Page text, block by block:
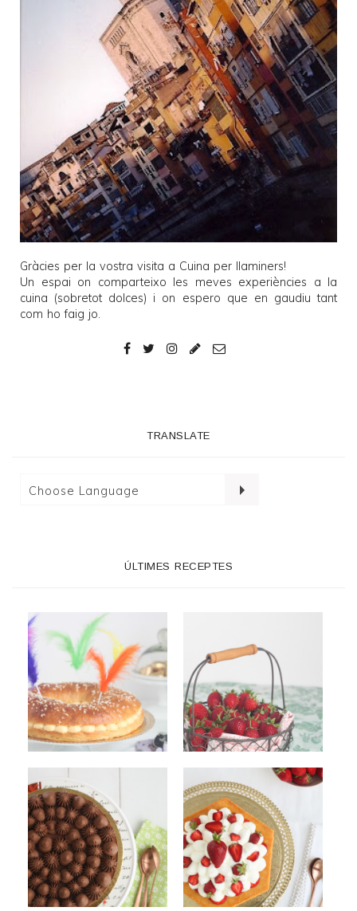
Gràcies per la vostra visita a Cuina per llaminers!
Un espai on comparteixo les meves experiències a la
cuina (sobretot dolces) i on espero que en gaudiu tant
com ho faig jo.
TRANSLATE
ÚLTIMES RECEPTES